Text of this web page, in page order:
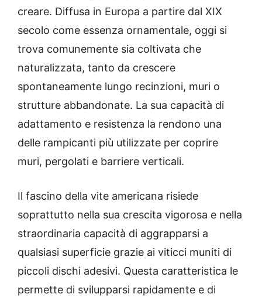
creare. Diffusa in Europa a partire dal XIX
secolo come essenza ornamentale, oggi si
trova comunemente sia coltivata che
naturalizzata, tanto da crescere
spontaneamente lungo recinzioni, muri o
strutture abbandonate. La sua capacità di
adattamento e resistenza la rendono una
delle rampicanti più utilizzate per coprire
muri, pergolati e barriere verticali.
Il fascino della vite americana risiede
soprattutto nella sua crescita vigorosa e nella
straordinaria capacità di aggrapparsi a
qualsiasi superficie grazie ai viticci muniti di
piccoli dischi adesivi. Questa caratteristica le
permette di svilupparsi rapidamente e di